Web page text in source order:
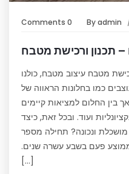
Byadmin
0 Comments
תכנון ורכישת מטבח
מטבח עיצוב מטבח, כולנו
כמו בחלונות הראווה של
בין החלום למציאות קיימים
ועוד. ובכל זאת, כיצד
מושכלת ונכונה? תחילה מספר
פעם בשבע עשרה שנים.
[…]